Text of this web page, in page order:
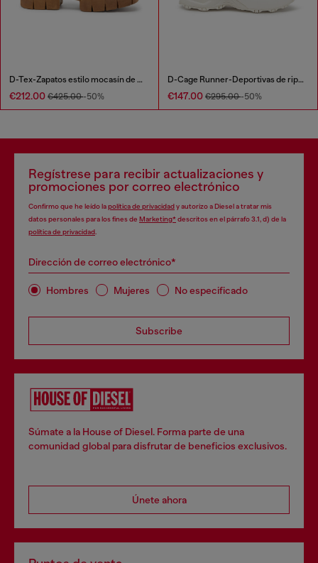
D-Tex-Zapatos estilo mocasín de en ante encerado.
€212.00 €425.00-50%
D-Cage Runner-Deportivas de ripstop con ribetes de poliuretano termoplástico
€147.00 €295.00-50%
Regístrese para recibir actualizaciones y
promociones por correo electrónico
Confirmo que he leído lapolítica de privacidady autorizo a Diesel a tratar mis
datos personales para los fines de Marketing*descritos en el párrafo 3.1, d) de la
política de privacidad
Dirección de correo electrónico*
Hombres Mujeres No especificado
Subscribe
Súmate a la House of Diesel. Forma parte de una
comunidad global para disfrutar de beneficios exclusivos.
Únete ahora